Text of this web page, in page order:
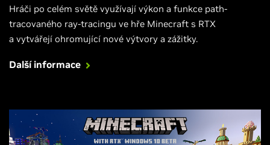
Hráči po celém světě využívají výkon a funkce path-
tracovaného ray-tracingu ve hře Minecraft s RTX
a vytvářejí ohromující nové výtvory a zážitky.
Další informace